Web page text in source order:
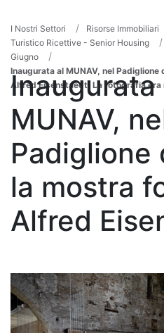
I Nostri Settori
Risorse Immobiliari
Turistico Ricettive - Senior Housing
Giugno
Inaugurata al MUNAV, nel
Alfred Eisenstaedt. La fotografia era
Inaugurata
MUNAV,
Padiglione
la mostra
Alfred